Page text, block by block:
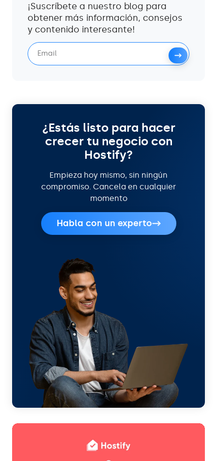
¡Suscríbete a nuestro blog para
obtener más información, consejos
y contenido interesante!
¿Estás listo para hacer
crecer tu negocio con
Hostify?
Empieza hoy mismo, sin ningún
compromiso. Cancela en cualquier
momento
Habla con un experto